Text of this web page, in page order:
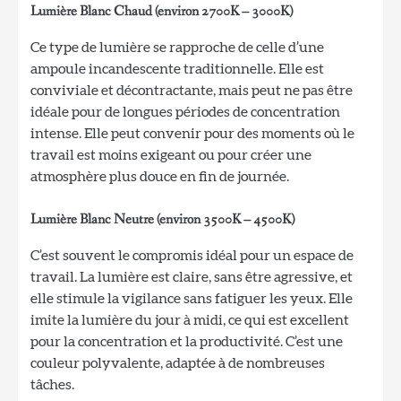
Lumière Blanc Chaud (environ 2700K – 3000K)
Ce type de lumière se rapproche de celle d’une
ampoule incandescente traditionnelle. Elle est
conviviale et décontractante, mais peut ne pas être
idéale pour de longues périodes de concentration
intense. Elle peut convenir pour des moments où le
travail est moins exigeant ou pour créer une
atmosphère plus douce en fin de journée.
Lumière Blanc Neutre (environ 3500K – 4500K)
C’est souvent le compromis idéal pour un espace de
travail. La lumière est claire, sans être agressive, et
elle stimule la vigilance sans fatiguer les yeux. Elle
imite la lumière du jour à midi, ce qui est excellent
pour la concentration et la productivité. C’est une
couleur polyvalente, adaptée à de nombreuses
tâches.